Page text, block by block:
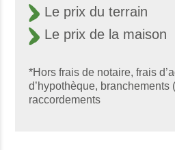
Le prix du terrain
Le prix de la maison
*Hors frais de notaire, frais
d’hypothèque, branchements
raccordements